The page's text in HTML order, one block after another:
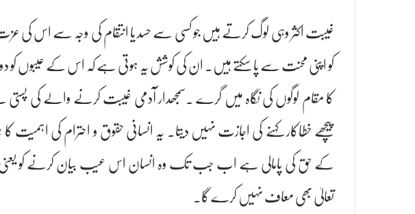
غیبت اکثر وہی لوگ کرتے ہیں جو کسی سے حسد یا انتقام کی وجہ سے اس کی
کو اپنی محنت سے پا سکتے ہیں۔ ان کی کوشش یہ ہوتی ہے کہ اس کے عیبوں
کا مقام لوگوں کی نگاہ میں گرے ۔سمجھدار آدمی غیبت کرنے والے کی پستی سے
پیچھے خطاکار کہنے کی اجازت نہیں دیتا۔ یہ انسانی حقوق و احترام کی
کے حق کی پامالی ہے اب جب تک وہ انسان اس عیب بیان کرنے کو
تعالیٰ بھی معاف نہیں کرے گا۔